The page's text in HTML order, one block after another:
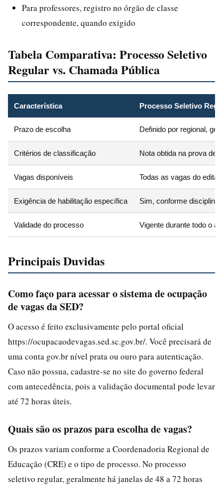
Para professores, registro no órgão de classe
correspondente, quando exigido
Tabela Comparativa: Processo Seletivo
Regular vs. Chamada Pública
Característica Processo Seletivo
Prazo de escolha Definido por regional,
Critérios de classificação Nota obtida na prova de
Vagas disponíveis Todas as vagas do edital
Exigência de habilitação específica Sim, conforme disciplina
Validade do processo Vigente durante todo o
Principais Duvidas
Como faço para acessar o sistema de ocupação
de vagas da SED?
O acesso é feito exclusivamente pelo portal oficial
https://ocupacaodevagas.sed.sc.gov.br/. Você precisará de
uma conta gov.br nível prata ou ouro para autenticação.
Caso não possua, cadastre-se no site do governo federal
com antecedência, pois a validação documental pode levar
até 72 horas úteis.
Quais são os prazos para escolha de vagas?
Os prazos variam conforme a Coordenadoria Regional de
Educação (CRE) e o tipo de processo. No processo
seletivo regular, geralmente há janelas de 48 a 72 horas